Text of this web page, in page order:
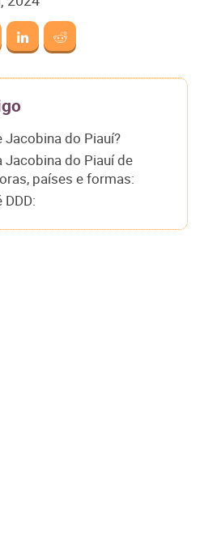
Jacobina do Piauí?
Jacobina do Piauí de
países e formas: